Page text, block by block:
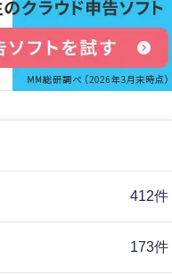
412件
173件